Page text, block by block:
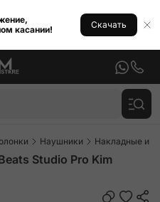
касании!
Скачать
Наушники Накладные и
Studio Pro Kim